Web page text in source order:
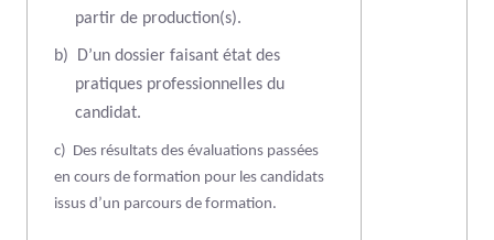
partir de production(s).
b)
D’un dossier faisant état des
pratiques professionnelles du
candidat.
c) Des résultats des évaluations passées
en cours de formation pour les candidats
issus d’un parcours de formation.